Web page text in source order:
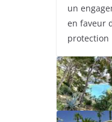
un
en faveur
protection